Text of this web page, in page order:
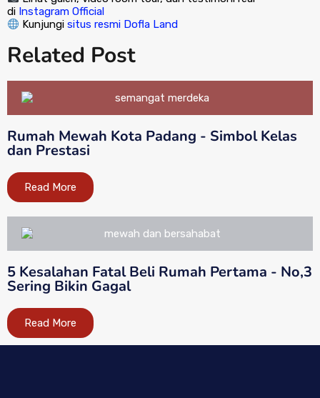
di Instagram Official
Kunjungisitus resmi Dofla Land
Related Post
Rumah Mewah Kota Padang - Simbol Kelas
dan Prestasi
Read More
5 Kesalahan Fatal Beli Rumah Pertama - No,3
Sering Bikin Gagal
Read More